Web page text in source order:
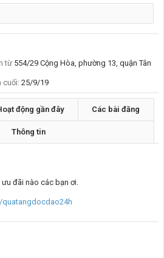
từ 554/29 Cộng Hòa, phường 13, quận Tân
cuối: 25/9/19
động gần đây Các bài đăng
Thông tin
đãi nào các bạn ơi.